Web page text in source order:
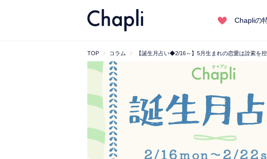
Chapliの
TOP コラム 【誕生月占い◆2/16～】5月生まれの恋愛は詮索を